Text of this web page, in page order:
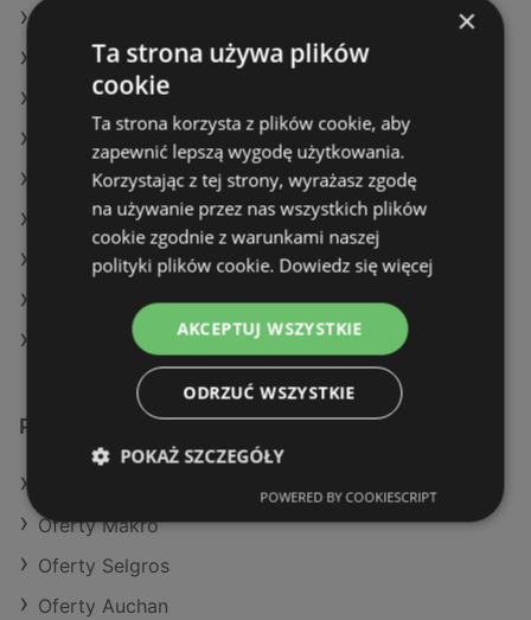
Oferty Delikatesy Centrum
Oferty E.Leclerc
Aktualne gazetki Eurocash
Aktualne gazetki Dealz
Aktualne gazetki POLOmarket
Aktualne gazetki Action
Aktualne gazetki Netto
Sklepy Stokrotka w Police
Podobne sklepy detaliczne
Oferty Makro
Oferty Selgros
Oferty Auchan
×
Ta strona używa plików
cookie
Ta strona korzysta z plików cookie, aby
zapewnić lepszą wygodę użytkowania.
Korzystając z tej strony, wyrażasz zgodę
na używanie przez nas wszystkich plików
cookie zgodnie z warunkami naszej
polityki plików cookie. Dowiedz się więcej
AKCEPTUJ WSZYSTKIE
ODRZUĆ WSZYSTKIE
POKAŻ SZCZEGÓŁY
POWERED BY COOKIESCRIPT